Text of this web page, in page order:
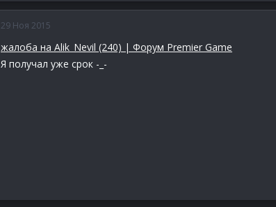
29 Ноя 2015
жалоба на Alik_Nevil (240) | Форум Premier Game
Я получал уже срок -_-